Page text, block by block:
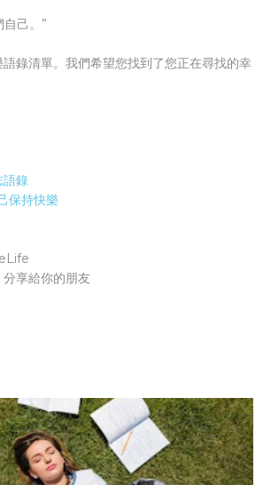
己。”
錄清單。我們希望您找到了您正在尋找的幸
語錄
保持快樂
享給你的朋友